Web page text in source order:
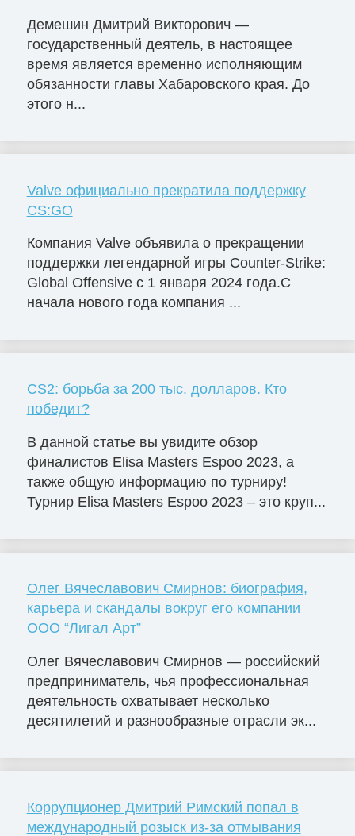
Демешин Дмитрий Викторович —
государственный деятель, в настоящее
время является временно исполняющим
обязанности главы Хабаровского края. До
этого н...
Valve официально прекратила поддержку
CS:GO
Компания Valve объявила о прекращении
поддержки легендарной игры Counter-Strike:
Global Offensive с 1 января 2024 года.С
начала нового года компания ...
CS2: борьба за 200 тыс. долларов. Кто
победит?
В данной статье вы увидите обзор
финалистов Elisa Masters Espoо 2023, а
также общую информацию по турниру!
Турнир Elisa Masters Espoo 2023 – это круп...
Олег Вячеславович Смирнов: биография,
карьера и скандалы вокруг его компании
ООО “Лигал Арт”
Олег Вячеславович Смирнов — российский
предприниматель, чья профессиональная
деятельность охватывает несколько
десятилетий и разнообразные отрасли эк...
Коррупционер Дмитрий Римский попал в
международный розыск из-за отмывания